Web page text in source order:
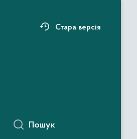
Стара версія
Пошук